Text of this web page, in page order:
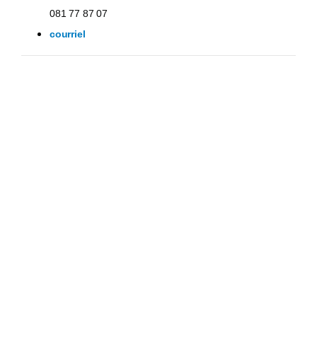
081 77 87 07
courriel